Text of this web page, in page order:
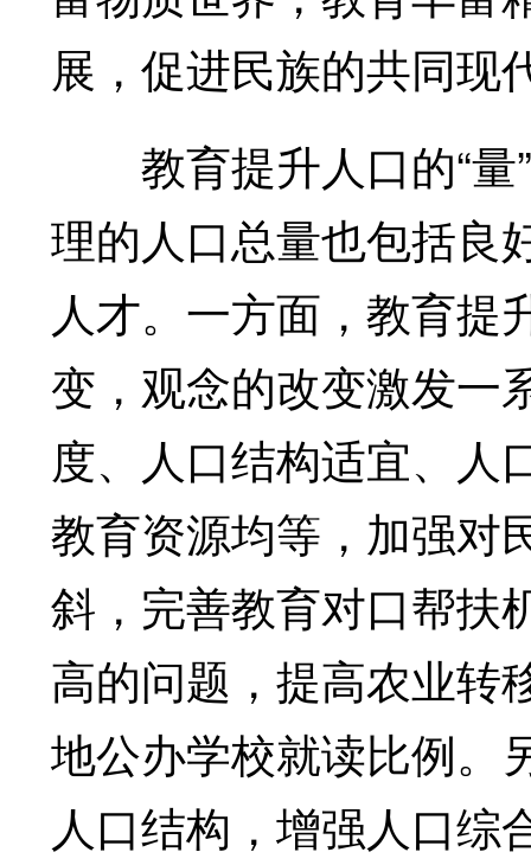
展，促进民族的共同现
教育提升人口的“量”
理的人口总量也包括良
人才。一方面，教育提
变，观念的改变激发一
度、人口结构适宜、人
教育资源均等，加强对
斜，完善教育对口帮扶
高的问题，提高农业转
地公办学校就读比例。
人口结构，增强人口综